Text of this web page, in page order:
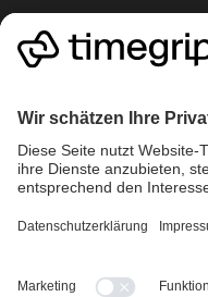
Betriebsstatus
Einsatzplanung
Zeiterfassung
Betrieb